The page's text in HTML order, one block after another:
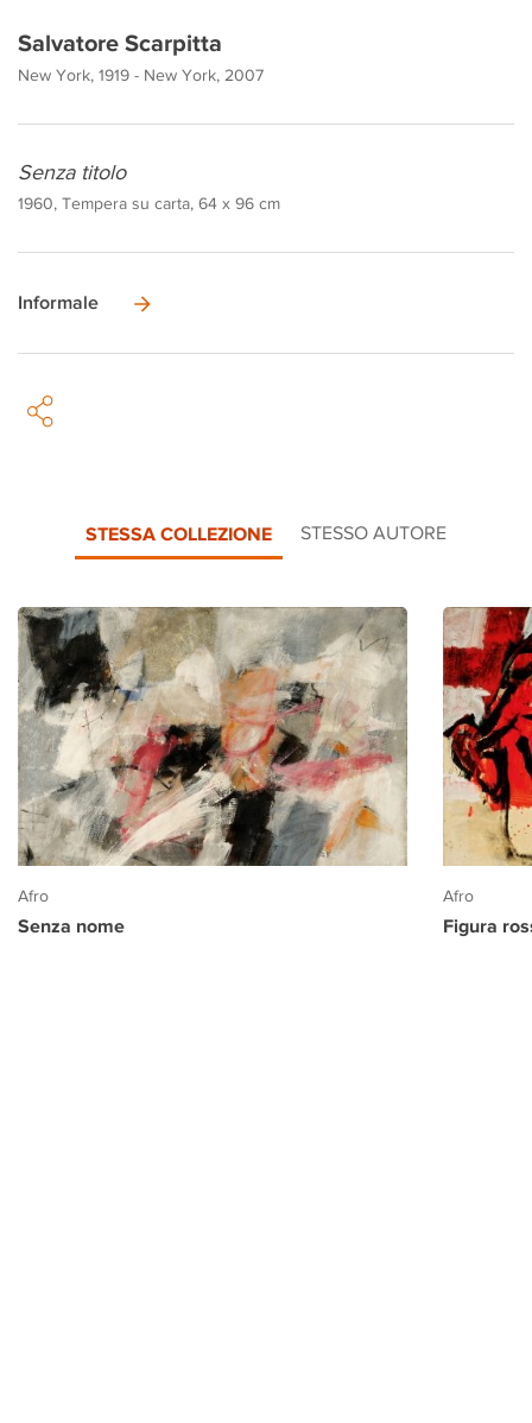
Salvatore Scarpitta
New York, 1919 - New York, 2007
Senza titolo
1960, Tempera su carta, 64 x 96 cm
Informale
STESSA COLLEZIONE STESSO AUTORE
Afro
Senza nome
Afro
Figura